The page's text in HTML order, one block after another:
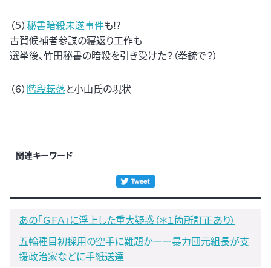
（５）秘書暗殺未遂事件も!?
古賀候補者参謀の寝返り工作も
選挙後、竹田秘書の暗殺を引き受けた？（拳銃で？）
（６） 階段転落と小山氏の現状
関連キーワード
あの「ＧＦＡ」に浮上した重大疑惑（＊１箇所訂正あり）
五輪種目初採用の空手に難題かーー暴力団元組長が支
援政治家などに手紙送達